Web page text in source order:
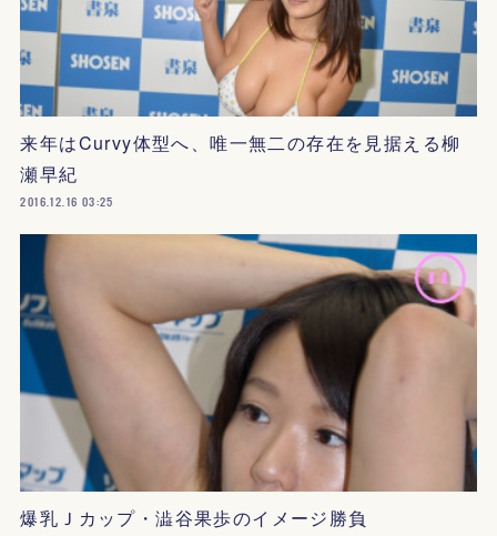
来年はCurvy体型へ、唯一無二の存在を見据える柳
瀬早紀
2016.12.16 03:25
爆乳Ｊカップ・澁谷果歩のイメージ勝負